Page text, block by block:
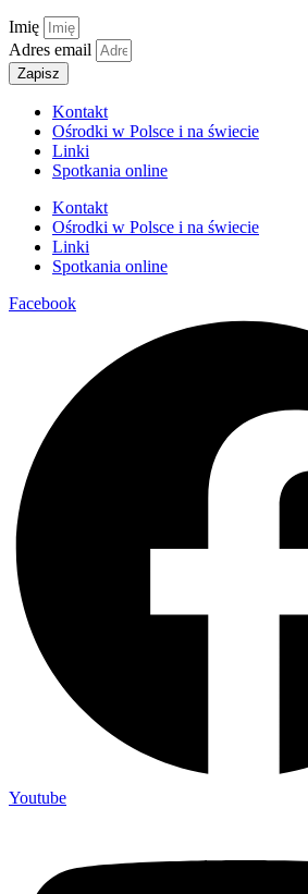
Imię
Adres email
Zapisz
Kontakt
Ośrodki w Polsce i na świecie
Linki
Spotkania online
Kontakt
Ośrodki w Polsce i na świecie
Linki
Spotkania online
Facebook
Youtube